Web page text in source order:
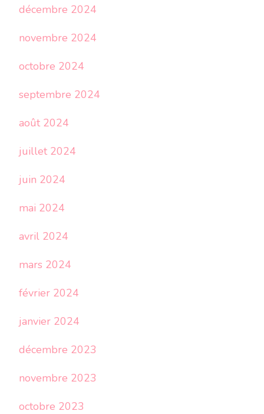
décembre 2024
novembre 2024
octobre 2024
septembre 2024
août 2024
juillet 2024
juin 2024
mai 2024
avril 2024
mars 2024
février 2024
janvier 2024
décembre 2023
novembre 2023
octobre 2023